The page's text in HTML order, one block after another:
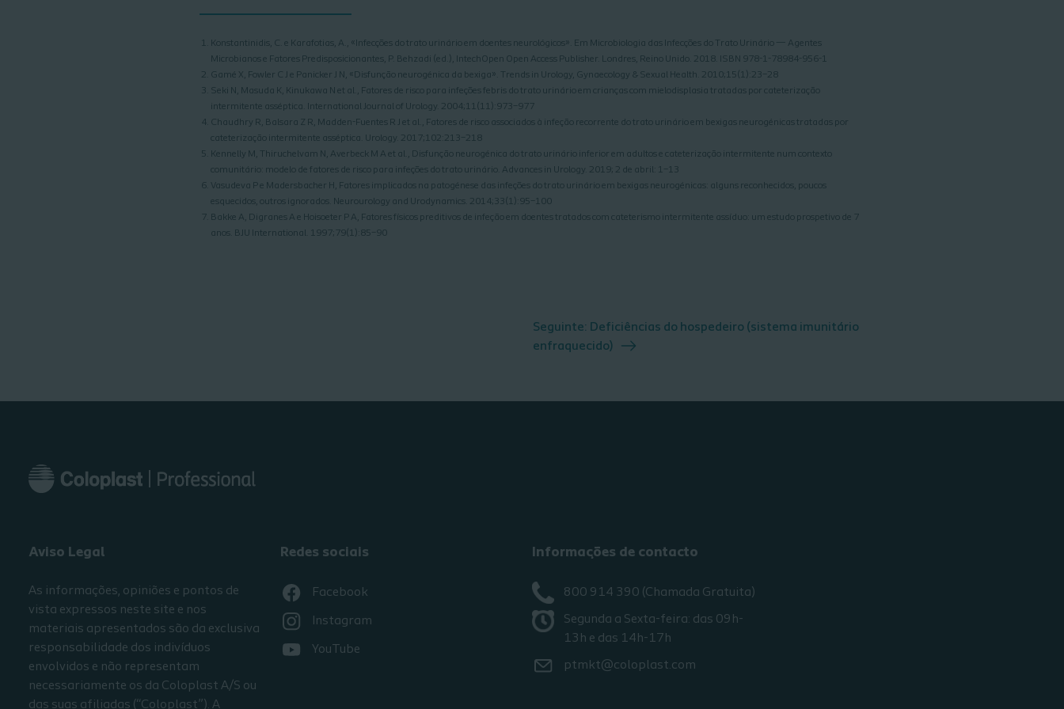
Konstantinidis, C. e Karafotias, A., «Infecções do trato urinário em doentes neurológicos». Em Microbiologia das Infecções do Trato Urinário — Agentes
Microbianos e Fatores Predisposicionantes, P. Behzadi (ed.), IntechOpen Open Access Publisher. Londres, Reino Unido. 2018. ISBN 978-1-78984-956-1
Gamé X, Fowler C J e Panicker J N, «Disfunção neurogénica da bexiga». Trends in Urology, Gynaecology & Sexual Health. 2010;15(1):23–28
Seki N, Masuda K, Kinukawa N et al., Fatores de risco para infeções febris do trato urinário em crianças com mielodisplasia tratadas por cateterização
intermitente asséptica. International Journal of Urology. 2004;11(11):973–977
Chaudhry R, Balsara Z R, Madden-Fuentes R J et al., Fatores de risco associados à infeção recorrente do trato urinário em bexigas neurogénicas tratadas por
cateterização intermitente asséptica. Urology. 2017;102:213–218
Kennelly M, Thiruchelvam N, Averbeck M A et al., Disfunção neurogénica do trato urinário inferior em adultos e cateterização intermitente num contexto
comunitário: modelo de fatores de risco para infeções do trato urinário. Advances in Urology. 2019; 2 de abril: 1–13
Vasudeva P e Madersbacher H, Fatores implicados na patogénese das infeções do trato urinário em bexigas neurogénicas: alguns reconhecidos, poucos
esquecidos, outros ignorados. Neurourology and Urodynamics. 2014;33(1):95–100
Bakke A, Digranes A e Hoisoeter P A, Fatores físicos preditivos de infeção em doentes tratados com cateterismo intermitente assíduo: um estudo prospetivo de 7
anos. BJU International. 1997;79(1):85–90
Seguinte
Deficiências do hospedeiro (sistema imunitário
enfraquecido)
Aviso Legal
As informações, opiniões e pontos de
vista expressos neste site e nos
materiais apresentados são da exclusiva
responsabilidade dos indivíduos
envolvidos e não representam
necessariamente os da Coloplast A/S ou
das suas afiliadas (“Coloplast”). A
Redes sociais
Facebook
Instagram
YouTube
Informações de contacto
800 914 390 (Chamada Gratuita)
Segunda a Sexta-feira: das 09h-
13h e das 14h-17h
ptmkt@coloplast.com